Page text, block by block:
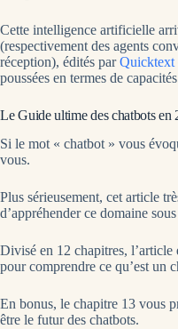
Cette intelligence artificielle
(respectivement des agents
réception), édités parQuicktext
poussées en termes de
Le Guide ultime des chatbots en
Si le mot « chatbot » vous
vous.
Plus sérieusement, cet article
d’appréhender ce domaine
Divisé en 12 chapitres,
pour comprendre ce qu’est un
En bonus, le chapitre 13 vous
être le futur des chatbots.